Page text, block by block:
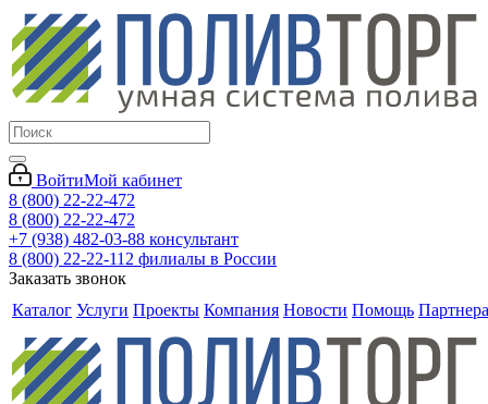
ВойтиМой кабинет
8 (800) 22-22-472
8 (800) 22-22-472
+7 (938) 482-03-88 консультант
8 (800) 22-22-112 филиалы в России
Заказать звонок
Каталог Услуги Проекты Компания Новости Помощь